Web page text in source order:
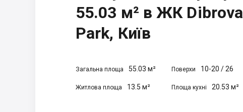
55.03 м² в ЖК Dibrova
Park, Київ
Загальна площа 55.03 м² Поверхи 10-20 /26
Житлова площа 13.5 м² Площа кухні 20.53 м²